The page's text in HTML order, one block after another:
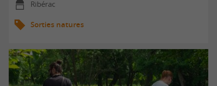
Ribérac
Sorties natures